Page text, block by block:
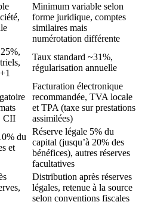
Minimum variable selon
forme juridique, comptes
similaires mais
numérotation différente
Taux standard ~31%,
régularisation annuelle
CII
Facturation électronique
recommandée, TVA locale
et TPA (taxe sur prestations
assimilées)
du
et
Réserve légale 5% du
capital (jusqu’à 20% des
bénéfices), autres réserves
facultatives
Distribution après réserves
légales, retenue à la source
selon conventions fiscales